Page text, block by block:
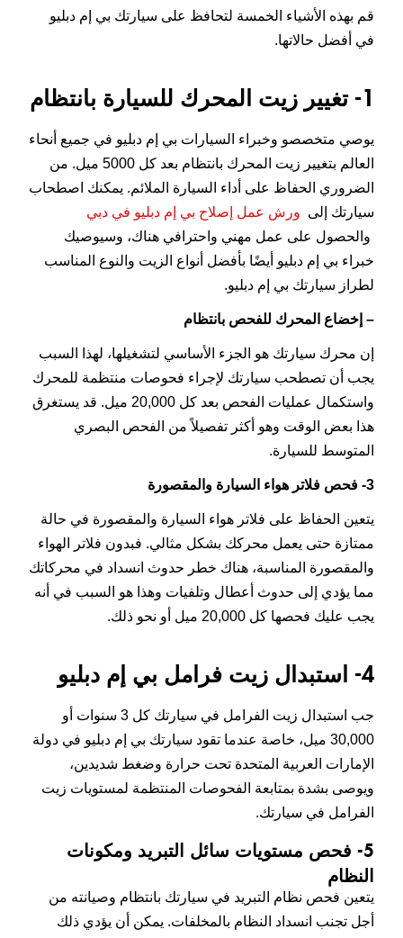
قم بهذه الأشياء الخمسة لتحافظ على سيارتك بي إم دبليو
في أفضل حالاتها.
1- تغيير زيت المحرك للسيارة بانتظام
يوصي متخصصو وخبراء السيارات بي إم دبليو في جميع أنحاء
العالم بتغيير زيت المحرك بانتظام بعد كل 5000 ميل. من
الضروري الحفاظ على أداء السيارة الملائم. يمكنك اصطحاب
سيارتك إلى ورش عمل إصلاح بي إم دبليو في دبي
والحصول على عمل مهني واحترافي هناك، وسيوصيك
خبراء بي إم دبليو أيضًا بأفضل أنواع الزيت والنوع المناسب
لطراز سيارتك بي إم دبليو.
– إخضاع المحرك للفحص بانتظام
إن محرك سيارتك هو الجزء الأساسي لتشغيلها، لهذا السبب
يجب أن تصطحب سيارتك لإجراء فحوصات منتظمة للمحرك
واستكمال عمليات الفحص بعد كل 20,000 ميل. قد يستغرق
هذا بعض الوقت وهو أكثر تفصيلاً من الفحص البصري
المتوسط للسيارة.
3- فحص فلاتر هواء السيارة والمقصورة
يتعين الحفاظ على فلاتر هواء السيارة والمقصورة في حالة
ممتازة حتى يعمل محركك بشكل مثالي. فبدون فلاتر الهواء
والمقصورة المناسبة، هناك خطر حدوث انسداد في محركاتك
مما يؤدي إلى حدوث أعطال وتلفيات وهذا هو السبب في أنه
يجب عليك فحصها كل 20,000 ميل أو نحو ذلك.
4- استبدال زيت فرامل بي إم دبليو
جب استبدال زيت الفرامل في سيارتك كل 3 سنوات أو
30,000 ميل، خاصة عندما تقود سيارتك بي إم دبليو في دولة
الإمارات العربية المتحدة تحت حرارة وضغط شديدين،
ويوصى بشدة بمتابعة الفحوصات المنتظمة لمستويات زيت
الفرامل في سيارتك.
5- فحص مستويات سائل التبريد ومكونات
النظام
يتعين فحص نظام التبريد في سيارتك بانتظام وصيانته من
أجل تجنب انسداد النظام بالمخلفات. يمكن أن يؤدي ذلك